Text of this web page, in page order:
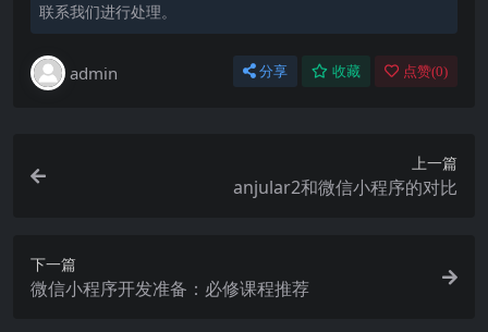
联系我们进行处理。
admin 分享 收藏 点赞(0)
上一篇
anjular2和微信小程序的对比
下一篇
微信小程序开发准备：必修课程推荐